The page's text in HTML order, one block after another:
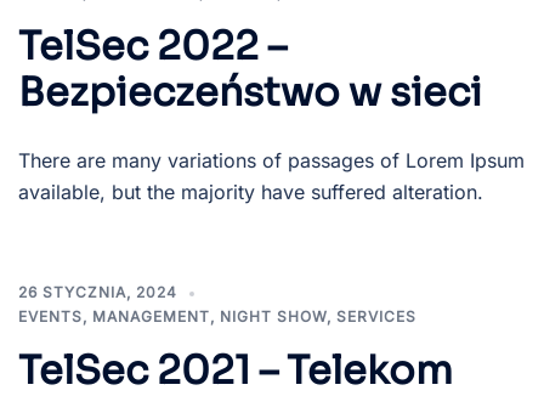
TelSec 2022 –
Bezpieczeństwo w sieci
There are many variations of passages of Lorem Ipsum
available, but the majority have suffered alteration.
26 STYCZNIA, 2024
EVENTS, MANAGEMENT, NIGHT SHOW, SERVICES
TelSec 2021 – Telekom